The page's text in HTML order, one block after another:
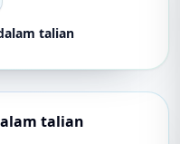
talian
talian